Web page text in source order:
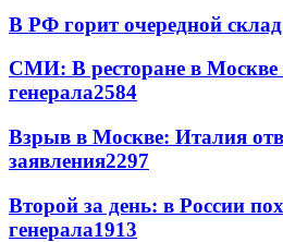
В РФ горит очередной
СМИ: В ресторане в Москве
генерала2584
Взрыв в Москве: Италия
заявления2297
Второй за день: в России
генерала1913